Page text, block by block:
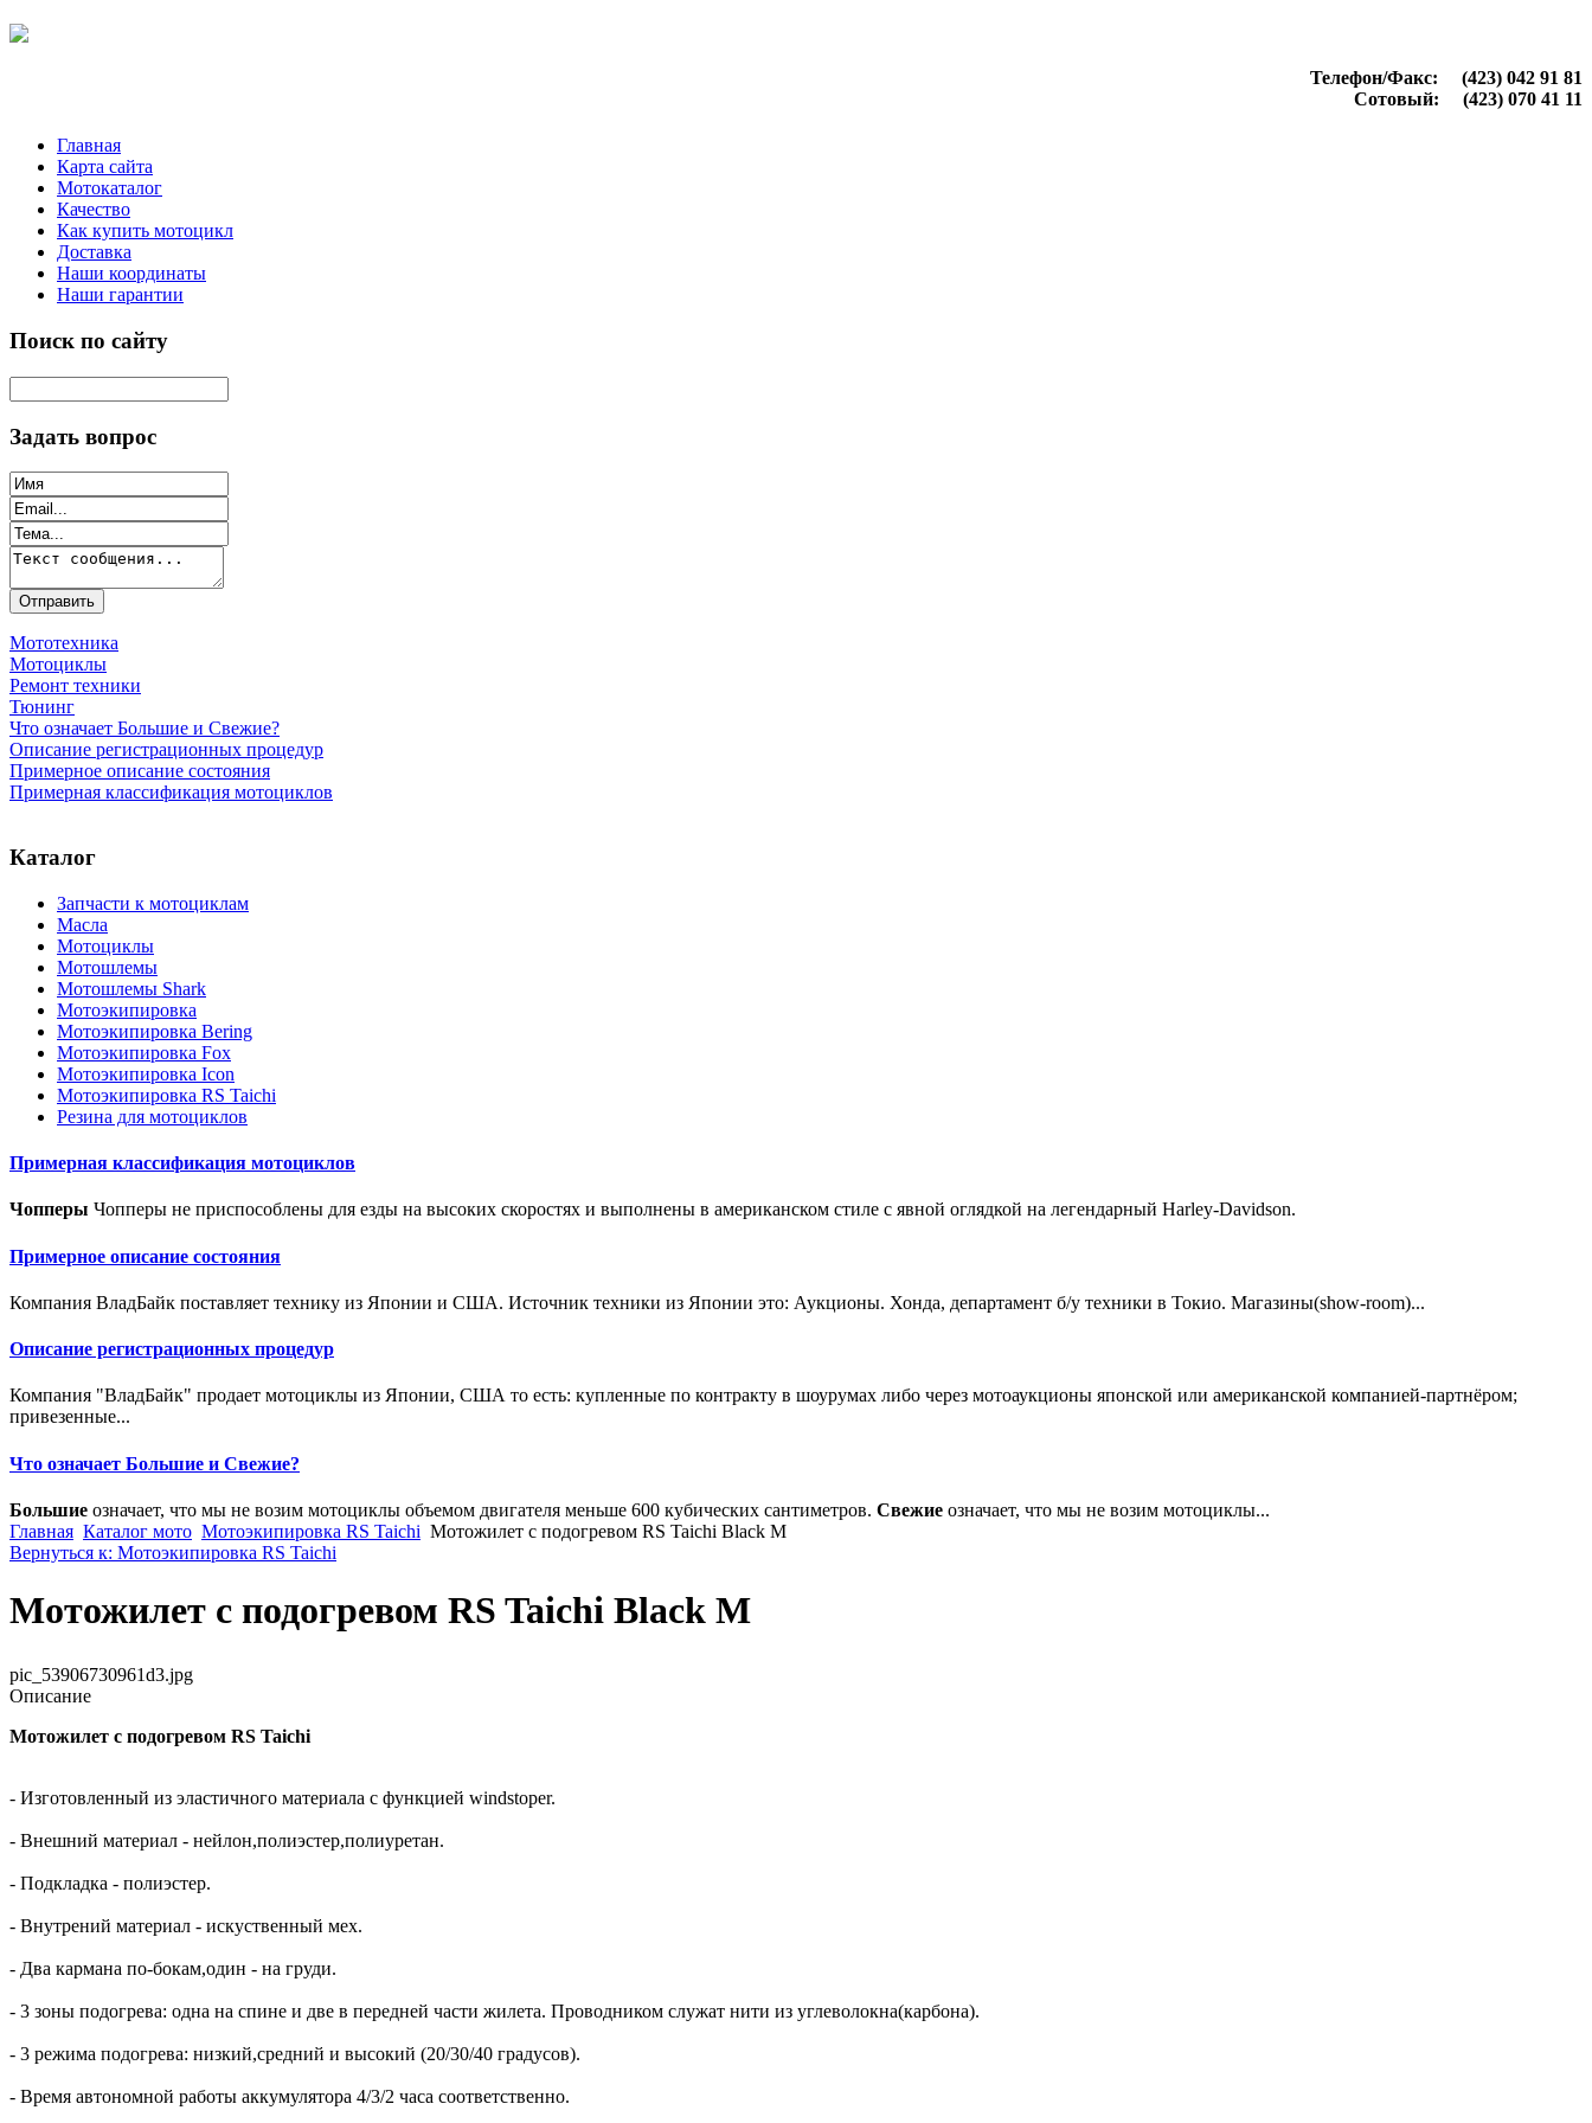
Телефон/Факс: (423) 042 91 81
Сотовый: (423) 070 41 11
Главная
Карта сайта
Мотокаталог
Качество
Как купить мотоцикл
Доставка
Наши координаты
Наши гарантии
Поиск по сайту
Задать вопрос
Мототехника
Мотоциклы
Ремонт техники
Тюнинг
Что означает Большие и Свежие?
Описание регистрационных процедур
Примерное описание состояния
Примерная классификация мотоциклов
Каталог
Запчасти к мотоциклам
Масла
Мотоциклы
Мотошлемы
Мотошлемы Shark
Мотоэкипировка
Мотоэкипировка Bering
Мотоэкипировка Fox
Мотоэкипировка Icon
Мотоэкипировка RS Taichi
Резина для мотоциклов
Примерная классификация мотоциклов
Чопперы Чопперы не приспособлены для езды на высоких скоростях и выполнены в американском стиле с явной оглядкой на легендарный Harley-Davidson.
Примерное описание состояния
Компания ВладБайк поставляет технику из Японии и США. Источник техники из Японии это: Аукционы. Хонда, департамент б/у техники в Токио. Магазины(show-room)...
Описание регистрационных процедур
Компания "ВладБайк" продает мотоциклы из Японии, США то есть: купленные по контракту в шоурумах либо через мотоаукционы японской или американской компанией-партнёром;
привезенные...
Что означает Большие и Свежие?
Большие означает, что мы не возим мотоциклы объемом двигателя меньше 600 кубических сантиметров. Свежие означает, что мы не возим мотоциклы...
Главная Каталог мото Мотоэкипировка RS Taichi Мотожилет с подогревом RS Taichi Black M
Вернуться к: Мотоэкипировка RS Taichi
Мотожилет с подогревом RS Taichi Black M
pic_53906730961d3.jpg
Описание
Мотожилет с подогревом RS Taichi
- Изготовленный из эластичного материала с функцией windstoper.
- Внешний материал - нейлон,полиэстер,полиуретан.
- Подкладка - полиэстер.
- Внутрений материал - искуственный мех.
- Два кармана по-бокам,один - на груди.
- 3 зоны подогрева: одна на спине и две в передней части жилета. Проводником служат нити из углеволокна(карбона).
- 3 режима подогрева: низкий,средний и высокий (20/30/40 градусов).
- Время автономной работы аккумулятора 4/3/2 часа соответственно.